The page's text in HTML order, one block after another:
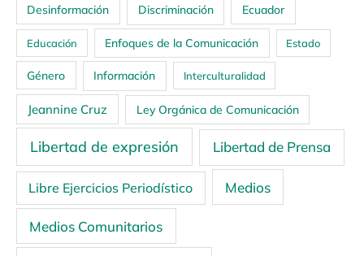
Desinformación Discriminación Ecuador
Educación Enfoques de la Comunicación Estado
Género Información Interculturalidad
Jeannine Cruz Ley Orgánica de Comunicación
Libertad de expresión Libertad de Prensa
Libre Ejercicios Periodístico Medios
Medios Comunitarios